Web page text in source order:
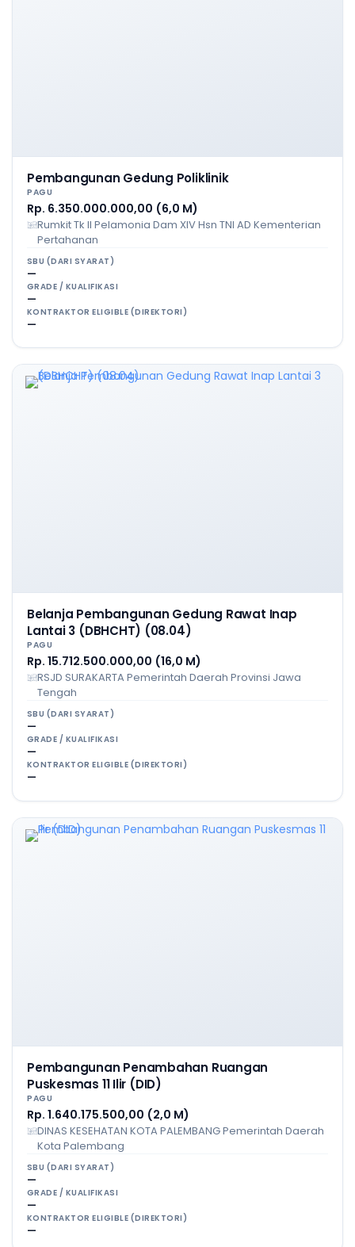
Pembangunan Gedung Poliklinik
PAGU
Rp. 6.350.000.000,00 (6,0 M)
Rumkit Tk II Pelamonia Dam XIV Hsn TNI AD Kementerian
Pertahanan
SBU (DARI SYARAT)
—
GRADE / KUALIFIKASI
—
KONTRAKTOR ELIGIBLE (DIREKTORI)
—
Belanja Pembangunan Gedung Rawat Inap
Lantai 3 (DBHCHT) (08.04)
PAGU
Rp. 15.712.500.000,00 (16,0 M)
RSJD SURAKARTA Pemerintah Daerah Provinsi Jawa
Tengah
SBU (DARI SYARAT)
—
GRADE / KUALIFIKASI
—
KONTRAKTOR ELIGIBLE (DIREKTORI)
—
Pembangunan Penambahan Ruangan
Puskesmas 11 Ilir (DID)
PAGU
Rp. 1.640.175.500,00 (2,0 M)
DINAS KESEHATAN KOTA PALEMBANG Pemerintah Daerah
Kota Palembang
SBU (DARI SYARAT)
—
GRADE / KUALIFIKASI
—
KONTRAKTOR ELIGIBLE (DIREKTORI)
—